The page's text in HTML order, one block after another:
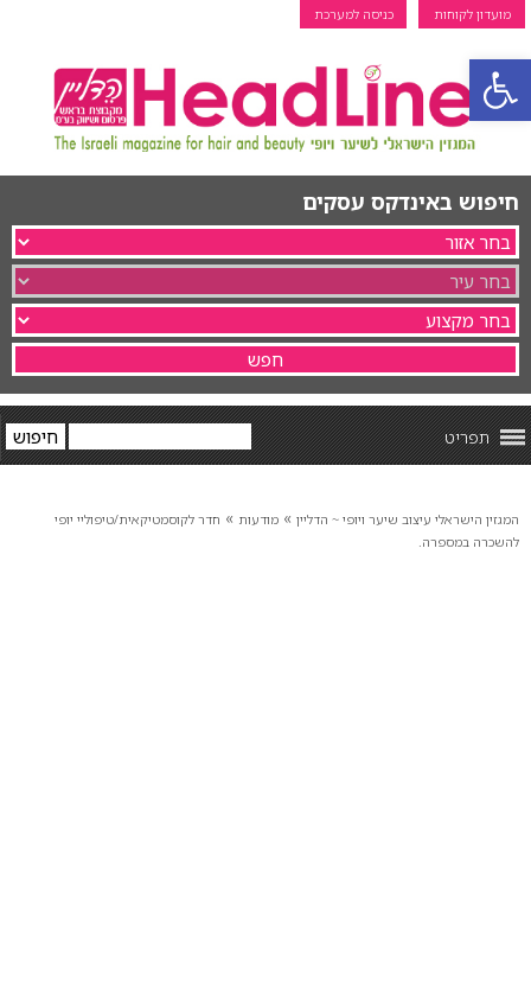
פתח סרגל נגישות
מועדון לקוחות כניסה למערכת
חיפוש באינדקס עסקים
תפריט
המגזין הישראלי עיצוב שיער ויופי ~ הדליין » מודעות » חדר לקוסמטיקאית/טיפוליי יופי
להשכרה במספרה.